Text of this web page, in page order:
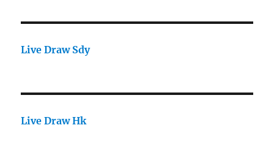
Live Draw Sdy
Live Draw Hk